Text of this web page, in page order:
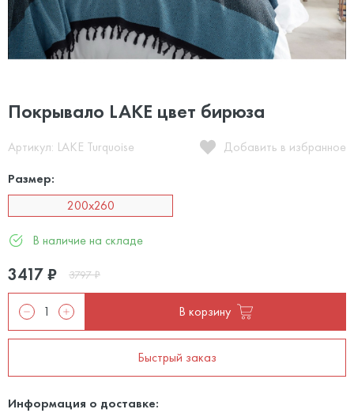
Покрывало LAKE цвет бирюза
Артикул: LAKE Turquoise
Добавить в избранное
Размер:
200x260
В наличие на складе
3417₽ 3797₽
В корзину
Быстрый заказ
Информация о доставке: